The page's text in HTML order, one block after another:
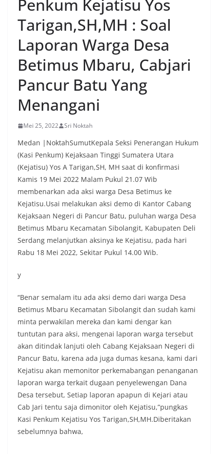
oleh warga, yang sebagian besar tengah bersiap
menyambut momentum HUT Kemerdekaan RI
dengan berbagai persiapan di lingkungan
masing-masing.‎Dalam dialog yang berlangsung
akrab, Bhabinkamtibmas menyapa warga,
menanyakan kondisi keamanan dan kenyamanan
lingkungan tempat tinggal, serta membuka ruang
komunikasi dua arah agar warga dapat
menyampaikan keluhan maupun informasi terkait
situasi kamtibmas di sekitar mereka.‎‎‎Salah satu
poin utama yang disampaikan dalam kegiatan
sambang ini adalah imbauan kepada warga untuk
bukan setengah tiang, sebagai bentuk
penghormatan dan rasa cinta tanah air
menjelang perayaan HUT Kemerdekaan RI.
Petugas mengingatkan bahwa pemasangan
bendera dengan benar merupakan salah satu
wujud nyata partisipasi masyarakat dalam
memperingati hari bersejarah bangsa
Indonesia.‎‎”Kami mengimbau kepada seluruh
warga agar mulai mempersiapkan dan memasang
bendera Merah Putih di depan rumah masing-
masing secara penuh. Ini adalah bentuk
penghormatan kita bersama terhadap
perjuangan para pahlawan yang telah merebut
kemerdekaan,” ujar Aiptu Muliyadi Suraukur saat
keadaan bersih, tidak sobek, dan layak untuk
dikibarkan sebagai simbol kehormatan
negara.‎‎‎Selain menyampaikan imbauan terkait
bendera, kegiatan sambang DDS ini juga
dimanfaatkan sebagai sarana deteksi dini (early
warning) guna mengantisipasi potensi gangguan
keamanan dan ketertiban masyarakat
(Kamtibmas) di lingkungan tempat tinggal warga.
Melalui interaksi langsung tersebut,
Bhabinkamtibmas dapat menghimpun informasi
awal terkait situasi sosial, potensi kerawanan,
maupun hal-hal yang dapat mengganggu
kondusivitas wilayah, khususnya menjelang
perayaan HUT Kemerdekaan RI yang biasanya
diwarnai dengan berbagai kegiatan dan
Penkum Kejatisu Yos
Tarigan,SH,MH : Soal
Laporan Warga Desa
Betimus Mbaru, Cabjari
Pancur Batu Yang
Menangani
Mei 25, 2022 Sri Noktah
Medan |NoktahSumutKepala Seksi Penerangan Hukum
(Kasi Penkum) Kejaksaan Tinggi Sumatera Utara
(Kejatisu) Yos A Tarigan,SH, MH saat di konfirmasi
Kamis 19 Mei 2022 Malam Pukul 21.07 Wib
membenarkan ada aksi warga Desa Betimus ke
Kejatisu.Usai melakukan aksi demo di Kantor Cabang
Kejaksaan Negeri di Pancur Batu, puluhan warga Desa
Betimus Mbaru Kecamatan Sibolangit, Kabupaten Deli
Serdang melanjutkan aksinya ke Kejatisu, pada hari
Rabu 18 Mei 2022, Sekitar Pukul 14.00 Wib.
y
“Benar semalam itu ada aksi demo dari warga Desa
Betimus Mbaru Kecamatan Sibolangit dan sudah kami
minta perwakilan mereka dan kami dengar kan
tuntutan para aksi, mengenai laporan warga tersebut
akan ditindak lanjuti oleh Cabang Kejaksaan Negeri di
Pancur Batu, karena ada juga dumas kesana, kami dari
Kejatisu akan memonitor perkemabangan penanganan
laporan warga terkait dugaan penyelewengan Dana
Desa tersebut, Setiap laporan apapun di Kejari atau
Cab Jari tentu saja dimonitor oleh Kejatisu,”pungkas
Kasi Penkum Kejatisu Yos Tarigan,SH,MH.Diberitakan
sebelumnya bahwa,